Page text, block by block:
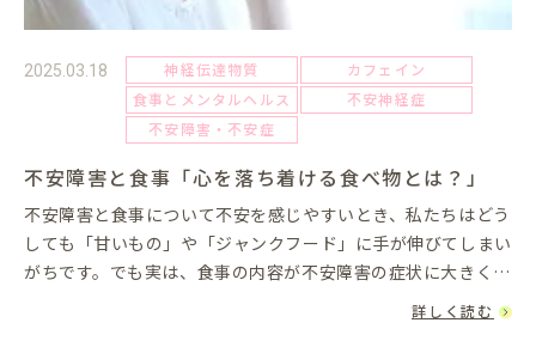
2025.03.18 神経伝達物質
カフェイン
食事とメンタルヘルス
不安神経症
不安障害・不安症
不安障害と食事「心を落ち着ける食べ物とは？」
不安障害と食事について不安を感じやすいとき、私たちはどう
しても「甘いもの」や「ジャンクフード」に手が伸びてしまい
がちです。でも実は、食事の内容が不安障害の症状に大きく関
わっていることをご存じでしょうか？メンタルの調子を整える
詳しく読む